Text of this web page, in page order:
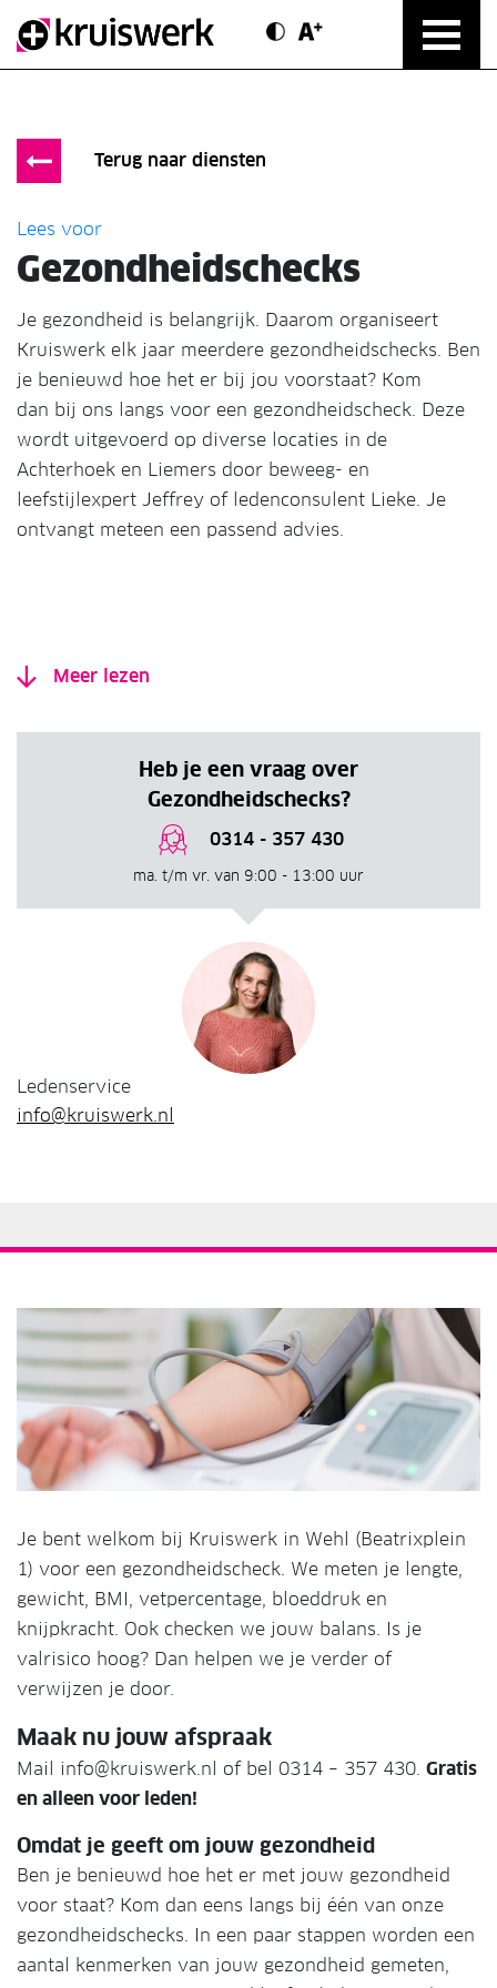
Direct door naar content
Contrast modus
Text vergroten
Terug naar diensten
Lees voor
Gezondheidschecks
Je gezondheid is belangrijk. Daarom organiseert
Kruiswerk elk jaar meerdere gezondheidschecks. Ben
je benieuwd hoe het er bij jou voorstaat? Kom
dan bij ons langs voor een gezondheidscheck. Deze
wordt uitgevoerd op diverse locaties in de
Achterhoek en Liemers door beweeg- en
leefstijlexpert Jeffrey of ledenconsulent Lieke. Je
ontvangt meteen een passend advies.
Meer lezen
Heb je een vraag over
Gezondheidschecks?
0314 - 357 430
ma. t/m vr. van 9:00 - 13:00 uur
Ledenservice
info@kruiswerk.nl
Je bent welkom bij Kruiswerk in Wehl (Beatrixplein
1) voor een gezondheidscheck. We meten je lengte,
gewicht, BMI, vetpercentage, bloeddruk en
knijpkracht. Ook checken we jouw balans. Is je
valrisico hoog? Dan helpen we je verder of
verwijzen je door.
Maak nu jouw afspraak
Mail info@kruiswerk.nl of bel 0314 – 357 430. Gratis
en alleen voor leden!
Omdat je geeft om jouw gezondheid
Ben je benieuwd hoe het er met jouw gezondheid
voor staat? Kom dan eens langs bij één van onze
gezondheidschecks. In een paar stappen worden een
aantal kenmerken van jouw gezondheid gemeten,